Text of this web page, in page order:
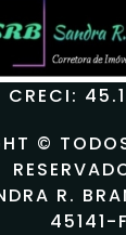
CRECI:
©
R.
45141-F